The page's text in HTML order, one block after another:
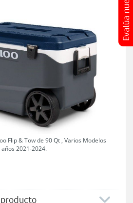
Flip & Tow de 90 Qt , Varios Modelos
años 2021-2024.